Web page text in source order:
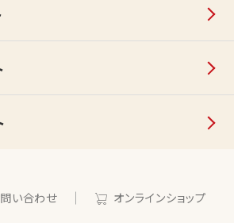
い合わせ オンラインショップ